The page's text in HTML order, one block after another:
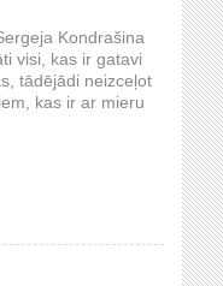
Kondrašina
visi, kas ir gatavi
tādējādi neizceļot
kas ir ar mieru